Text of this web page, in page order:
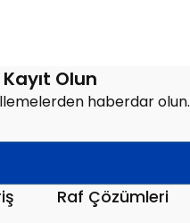
Olun
haberdar olun.
Raf Çözümleri